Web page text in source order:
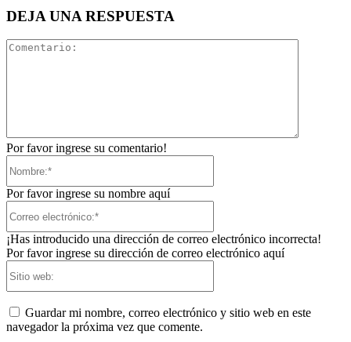
DEJA UNA RESPUESTA
Por favor ingrese su comentario!
Por favor ingrese su nombre aquí
¡Has introducido una dirección de correo electrónico incorrecta!
Por favor ingrese su dirección de correo electrónico aquí
Guardar mi nombre, correo electrónico y sitio web en este
navegador la próxima vez que comente.